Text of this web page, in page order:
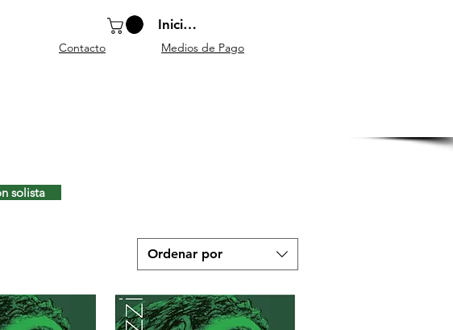
Iniciar sesión
Contacto Medios de Pago
solista
Ordenar por